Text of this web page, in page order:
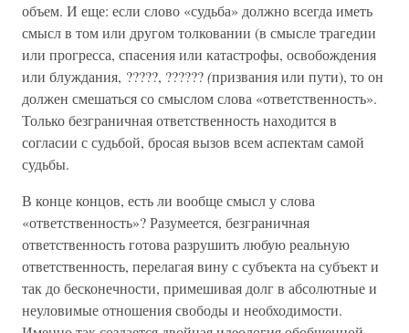
объем. И еще: если слово «судьба» должно всегда иметь
смысл в том или другом толковании (в смысле трагедии
или прогресса, спасения или катастрофы, освобождения
или блуждания, ?????, ??????(призвания или пути), то он
должен смешаться со смыслом слова «ответственность».
Только безграничная ответственность находится в
согласии с судьбой, бросая вызов всем аспектам самой
судьбы.
В конце концов, есть ли вообще смысл у слова
«ответственность»? Разумеется, безграничная
ответственность готова разрушить любую реальную
ответственность, перелагая вину с субъекта на субъект и
так до бесконечности, примешивая долг в абсолютные и
неуловимые отношения свободы и необходимости.